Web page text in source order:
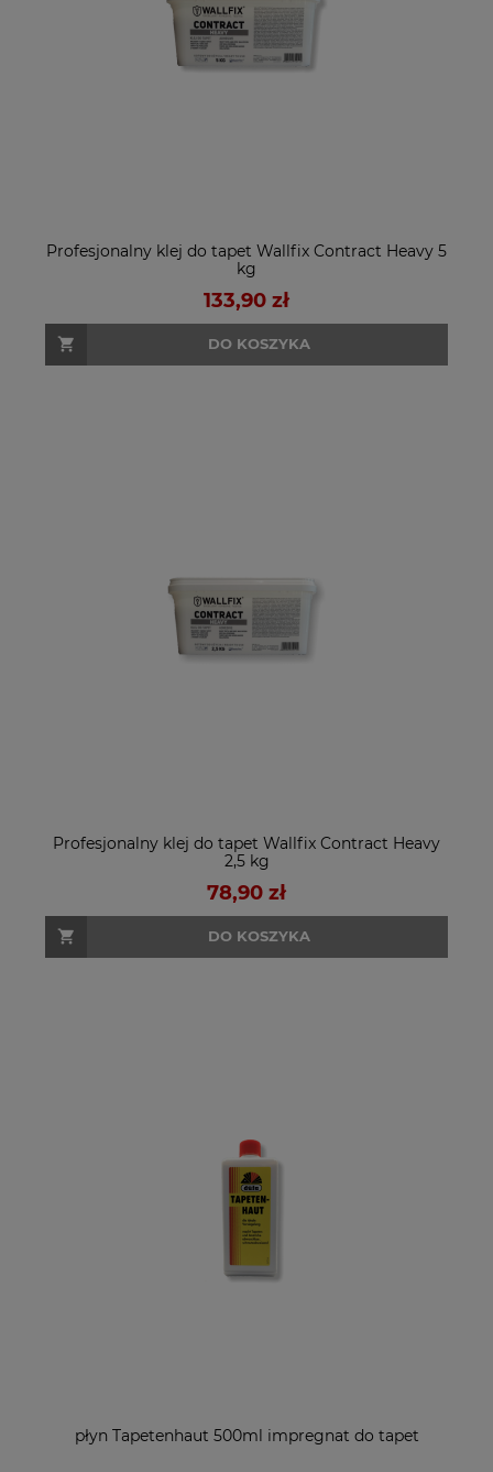
Profesjonalny klej do tapet Wallfix Contract Heavy 5
kg
133,90 zł
DO KOSZYKA
Profesjonalny klej do tapet Wallfix Contract Heavy
2,5 kg
78,90 zł
DO KOSZYKA
płyn Tapetenhaut 500ml impregnat do tapet